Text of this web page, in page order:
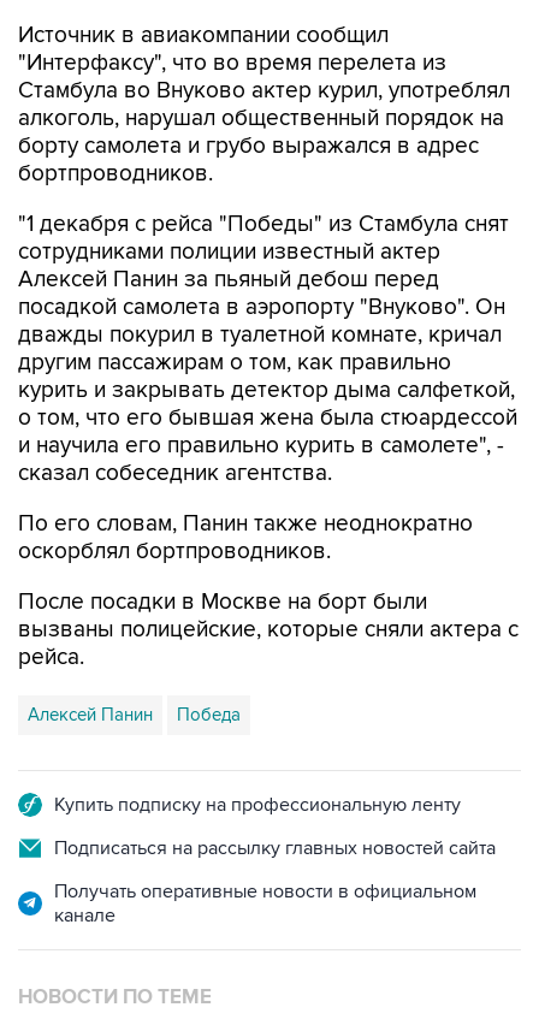
Источник в авиакомпании сообщил
"Интерфаксу", что во время перелета из
Стамбула во Внуково актер курил, употреблял
алкоголь, нарушал общественный порядок на
борту самолета и грубо выражался в адрес
бортпроводников.
"1 декабря с рейса "Победы" из Стамбула снят
сотрудниками полиции известный актер
Алексей Панин за пьяный дебош перед
посадкой самолета в аэропорту "Внуково". Он
дважды покурил в туалетной комнате, кричал
другим пассажирам о том, как правильно
курить и закрывать детектор дыма салфеткой,
о том, что его бывшая жена была стюардессой
и научила его правильно курить в самолете", -
сказал собеседник агентства.
По его словам, Панин также неоднократно
оскорблял бортпроводников.
После посадки в Москве на борт были
вызваны полицейские, которые сняли актера с
рейса.
Алексей Панин Победа
Купить подписку на профессиональную ленту
Подписаться на рассылку главных новостей сайта
Получать оперативные новости в официальном
канале
НОВОСТИ ПО ТЕМЕ